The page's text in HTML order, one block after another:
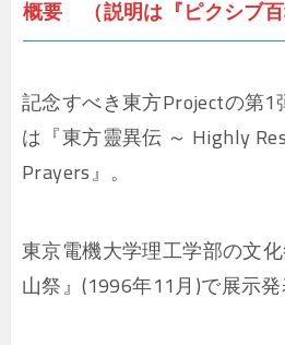
概要 （説明は『ピクシブ百
記念すべき東方Projectの第
は『東方靈異伝 ～ Highly
Prayers』。
東京電機大学理工学部の文
山祭』(1996年11月)で展示発